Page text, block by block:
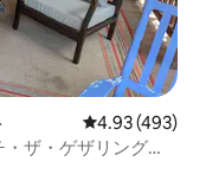
レビュー493
4.93 (493)
ザ・ゲザリング・